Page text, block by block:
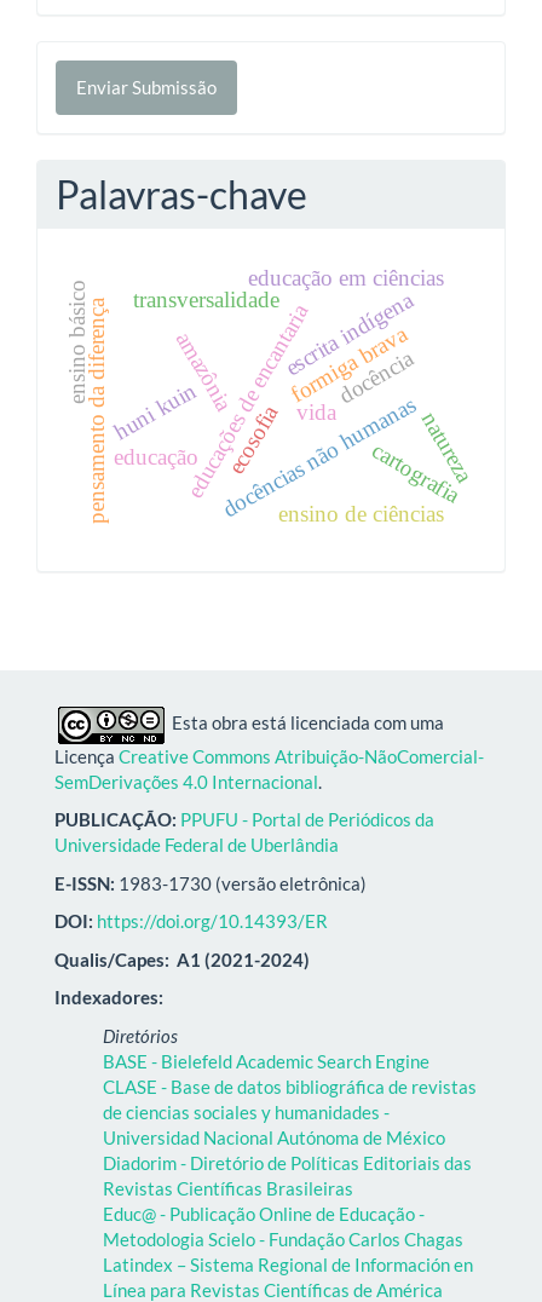
Enviar
Submissão
Enviar Submissão
Palavras-chave
formiga brava
amazônia
educações de encantaria
docências não humanas
educação
pensamento da diferença docência
vida
educação em ciências
ensino de ciências
ecosofia
transversalidade
cartografia
escrita indígena
huni kuin natureza
ensino básico
Esta obra está licenciada com uma
Licença Creative Commons Atribuição-NãoComercial-
SemDerivações 4.0 Internacional.
PUBLICAÇÃO: PPUFU - Portal de Periódicos da
Universidade Federal de Uberlândia
E-ISSN: 1983-1730 (versão eletrônica)
DOI: https://doi.org/10.14393/ER
Qualis/Capes: A1 (2021-2024)
Indexadores:
Diretórios
BASE - Bielefeld Academic Search Engine
CLASE - Base de datos bibliográfica de revistas
de ciencias sociales y humanidades -
Universidad Nacional Autónoma de México
Diadorim - Diretório de Políticas Editoriais das
Revistas Científicas Brasileiras
Educ@ - Publicação Online de Educação -
Metodologia Scielo - Fundação Carlos Chagas
Latindex – Sistema Regional de Información en
Línea para Revistas Científicas de América